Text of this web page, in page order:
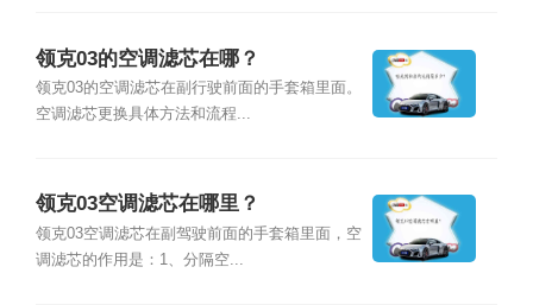
领克03的空调滤芯在哪？
领克03的空调滤芯在副行驶前面的手套箱里面。
空调滤芯更换具体方法和流程...
领克03空调滤芯在哪里？
领克03空调滤芯在副驾驶前面的手套箱里面，空
调滤芯的作用是：1、分隔空...